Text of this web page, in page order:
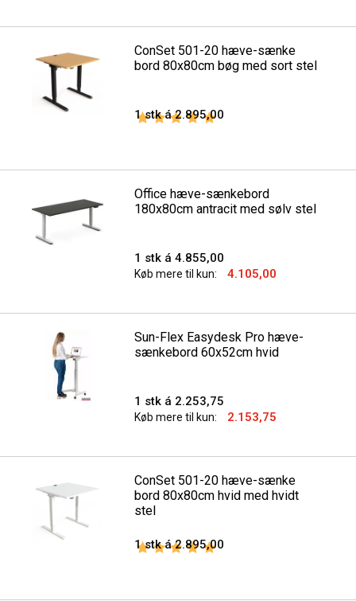
ConSet 501-20 hæve-sænke
bord 80x80cm bøg med sort stel
1 stk á 2.895,00
Vurdering: 5.0 ud af 5 stjerner
Office hæve-sænkebord
180x80cm antracit med sølv stel
1 stk á 4.855,00
Køb mere til kun: 4.105,00
Sun-Flex Easydesk Pro hæve-
sænkebord 60x52cm hvid
1 stk á 2.253,75
Køb mere til kun: 2.153,75
ConSet 501-20 hæve-sænke
bord 80x80cm hvid med hvidt
stel
1 stk á 2.895,00
Vurdering: 5.0 ud af 5 stjerner